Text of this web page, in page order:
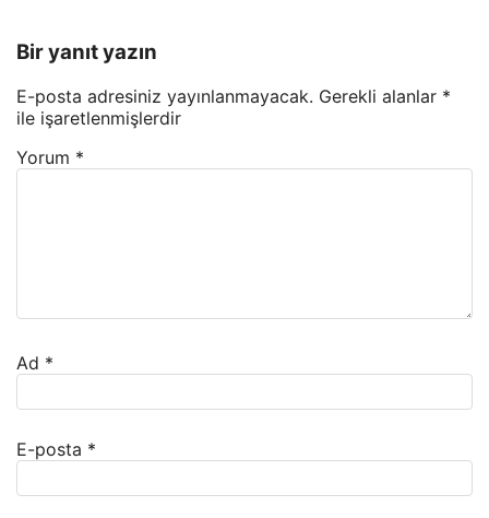
Bir yanıt yazın
E-posta adresiniz yayınlanmayacak. Gerekli alanlar *
ile işaretlenmişlerdir
Yorum *
Ad *
E-posta *